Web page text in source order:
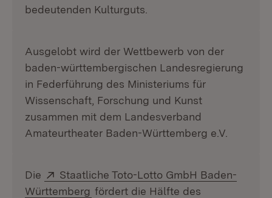
bedeutenden Kulturguts.
Ausgelobt wird der Wettbewerb von der
baden-württembergischen Landesregierung
in Federführung des Ministeriums für
Wissenschaft, Forschung und Kunst
zusammen mit dem Landesverband
Amateurtheater Baden-Württemberg e.V.
Die Extern:
Staatliche Toto-Lotto GmbH Baden-
Württemberg (Öffnet in neuem Fenster)
fördert die Hälfte des